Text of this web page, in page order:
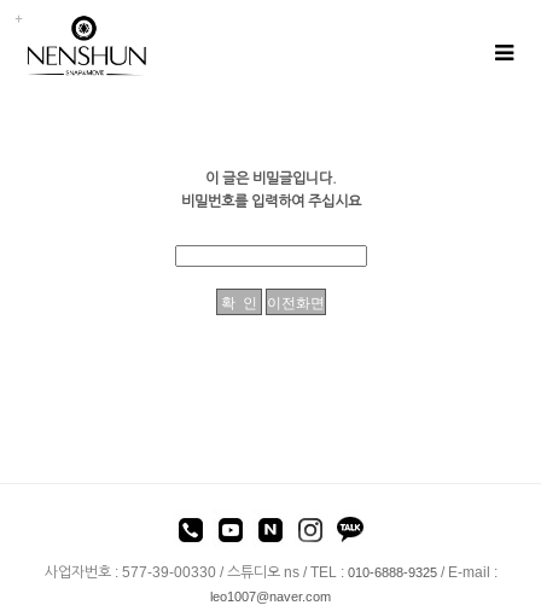
이 글은 비밀글입니다.
비밀번호를 입력하여 주십시요
사업자번호 : 577-39-00330 / 스튜디오 ns / TEL : 010-6888-9325/ E-mail :
leo1007@naver.com